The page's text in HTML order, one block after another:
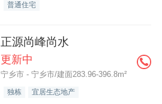
普通住宅
正源尚峰尚水
更新中
宁乡市 - 宁乡市/建面283.96-396.8m²
独栋 宜居生态地产